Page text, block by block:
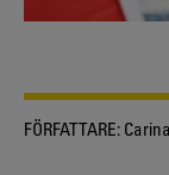
FÖRFATTARE: